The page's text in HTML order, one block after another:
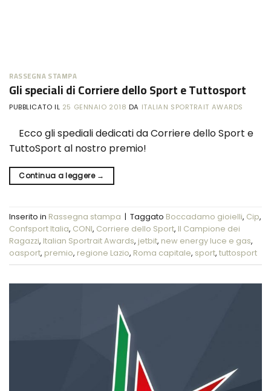
RASSEGNA STAMPA
Gli speciali di Corriere dello Sport e Tuttosport
PUBBLICATO IL 25 GENNAIO 2018 DA ITALIAN SPORTRAIT AWARDS
Ecco gli spediali dedicati da Corriere dello Sport e
TuttoSport al nostro premio!
Continua a leggere →
Inserito in Rassegna stampa | Taggato Boccadamo gioielli, Cip,
Confsport Italia, CONI, Corriere dello Sport, Il Campione dei
Ragazzi, Italian Sportrait Awards, jetbit, new energy luce e gas,
oasport, premio, regione Lazio, Roma capitale, sport, tuttosport